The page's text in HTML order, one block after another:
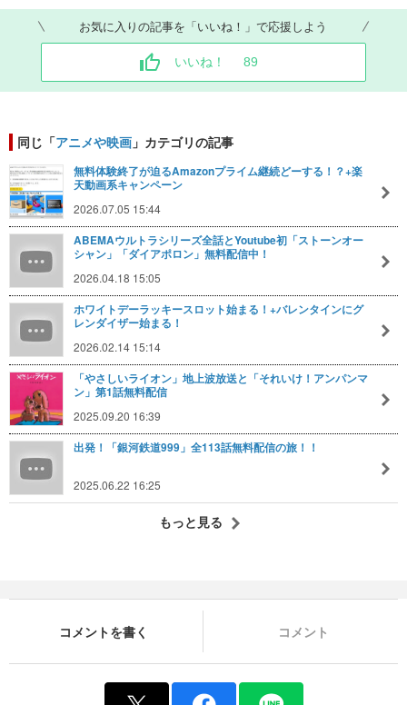
お気に入りの記事を「いいね！」で応援しよう
いいね！ 89
同じ「アニメや映画 」カテゴリの記事
無料体験終了が迫るAmazonプライム継続どーする！？+楽
天動画系キャンペーン
2026.07.05 15:44
ABEMAウルトラシリーズ全話とYoutube初「ストーンオー
シャン」「ダイアポロン」無料配信中！
2026.04.18 15:05
ホワイトデーラッキースロット始まる！+バレンタインにグ
レンダイザー始まる！
2026.02.14 15:14
「やさしいライオン」地上波放送と「それいけ！アンパンマ
ン」第1話無料配信
2025.09.20 16:39
出発！「銀河鉄道999」全113話無料配信の旅！！
2025.06.22 16:25
もっと見る
コメントを書く コメント